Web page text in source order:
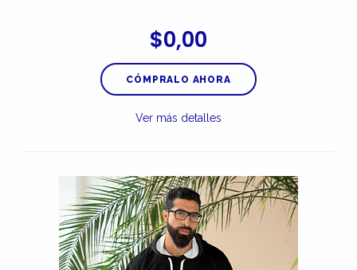
$0,00
CÓMPRALO AHORA
Ver más detalles